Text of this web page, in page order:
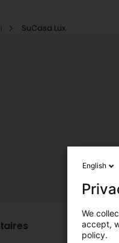
SuCasa Lux
English
We
accept,
policy.